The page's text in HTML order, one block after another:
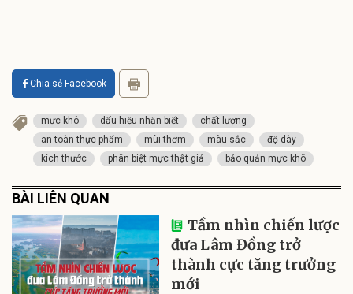
Chia sẻ Facebook
mực khô dấu hiệu nhận biết
chất lượng
an toàn thực phẩm
mùi thơm màu sắc
độ dày
kích thước
phân biệt mực thật giả bảo quản mực khô
BÀI LIÊN QUAN
Tầm nhìn chiến lược
đưa Lâm Đồng trở
thành cực tăng trưởng
mới